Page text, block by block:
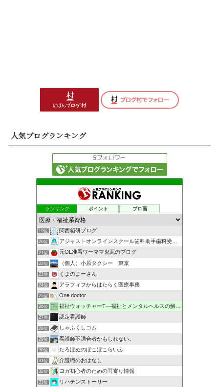
人気ブログランキング
ランキング ポイント ブロ画
19位 関西箱研ブログ
20位 アジャストオンラインスクール歯科助手歯科受付事務認定講座
21位 元OL准看ワーママ鬼瓦のブログ
22位 （個人）小原タクシー 東京
23位 くまのまーさん
24位 アラフィフからはたらく医療事務
25位 One doctor
26位 福祉ウォッチャーT―福祉とメンタルヘルスの解説・研究ブログ
27位 認定看護師
28位 しゃふくしコム
29位 看護師不適合者かもしれない。
30位 たろぽぬのぽこぽこらいふ
31位 介護職のおはなし
32位 ヨガ初心者のための耳寄り情報
33位 リハテンストーリー